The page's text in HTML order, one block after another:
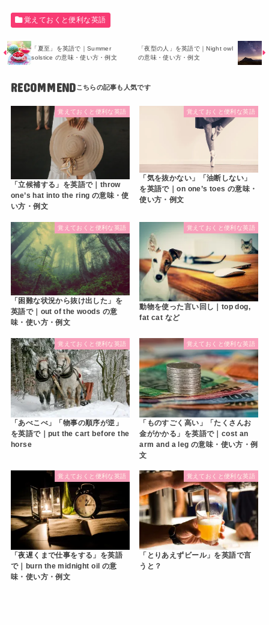
覚えておくと便利な英語
「夏至」を英語で｜Summer
solstice の意味・使い方・例文
「夜型の人」を英語で｜Night owl
の意味・使い方・例文
RECOMMEND
覚えておくと便利な英語
「立候補する」を英語で｜throw
one’s hat into the ring の意味・使
い方・例文
覚えておくと便利な英語
「気を抜かない」「油断しない」
を英語で｜on one’s toes の意味・
使い方・例文
覚えておくと便利な英語
「困難な状況から抜け出した」を
英語で｜out of the woods の意
味・使い方・例文
覚えておくと便利な英語
動物を使った言い回し｜top dog,
fat cat など
覚えておくと便利な英語
「あべこべ」「物事の順序が逆」
を英語で｜put the cart before the
horse
覚えておくと便利な英語
「ものすごく高い」「たくさんお
金がかかる」を英語で｜cost an
arm and a leg の意味・使い方・例
文
覚えておくと便利な英語
「夜遅くまで仕事をする」を英語
で｜burn the midnight oil の意
味・使い方・例文
覚えておくと便利な英語
「とりあえずビール」を英語で言
うと？